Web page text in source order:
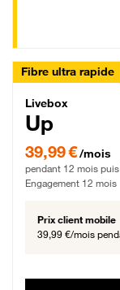
Fibre ultra rapide
Livebox
Livebox
Up
39,99 € par mois
39,99 €/mois
pendant 12 mois puis
Engagement 12 mois
Prix client mobile
39,99 €/mois